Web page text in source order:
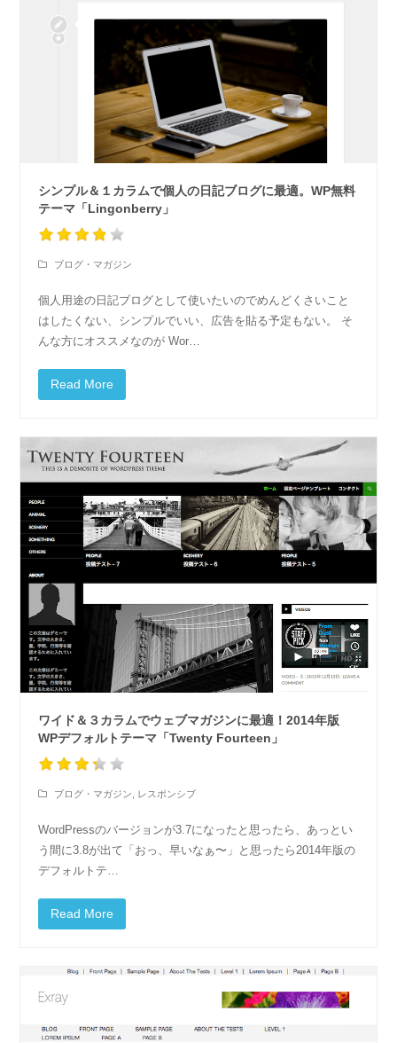
シンプル＆１カラムで個人の日記ブログに最適。WP無料
テーマ「Lingonberry」
ブログ・マガジン
個人用途の日記ブログとして使いたいのでめんどくさいこと
はしたくない、シンプルでいい、広告を貼る予定もない。 そ
んな方にオススメなのが Wor…
Read More
ワイド＆３カラムでウェブマガジンに最適！2014年版
WPデフォルトテーマ「Twenty Fourteen」
ブログ・マガジン レスポンシブ
WordPressのバージョンが3.7になったと思ったら、あっとい
う間に3.8が出て「おっ、早いなぁ〜」と思ったら2014年版の
デフォルトテ…
Read More